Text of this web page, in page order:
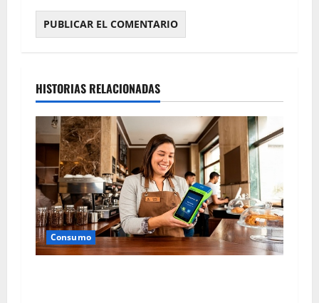
HISTORIAS RELACIONADAS
Consumo